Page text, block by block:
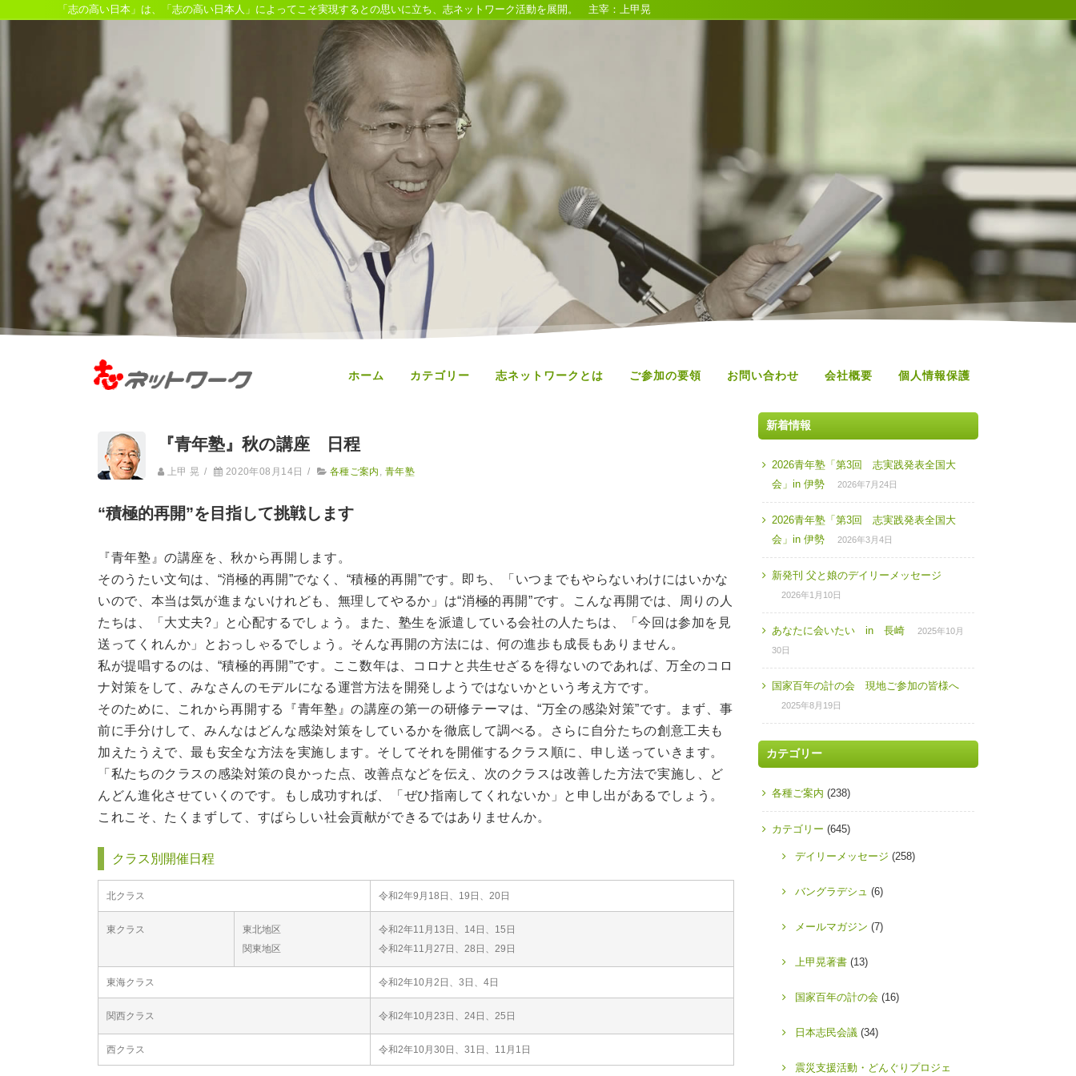
「志の高い日本」は、「志の高い日本人」によってこそ実現するとの思いに立ち、志ネットワーク活動を展開。 主宰：上甲晃
ホーム カテゴリー 志ネットワークとは ご参加の要領 お問い合わせ 会社概要 個人情報保護
『青年塾』秋の講座 日程
上甲 晃 / 2020年08月14日 / 各種ご案内 青年塾
“積極的再開”を目指して挑戦します
『青年塾』の講座を、秋から再開します。
そのうたい文句は、“消極的再開”でなく、“積極的再開”です。即ち、「いつまでもやらないわけにはいかな
いので、本当は気が進まないけれども、無理してやるか」は“消極的再開”です。こんな再開では、周りの人
たちは、「大丈夫?」と心配するでしょう。また、塾生を派遣している会社の人たちは、「今回は参加を見
送ってくれんか」とおっしゃるでしょう。そんな再開の方法には、何の進歩も成長もありません。
私が提唱するのは、“積極的再開”です。ここ数年は、コロナと共生せざるを得ないのであれば、万全のコロ
ナ対策をして、みなさんのモデルになる運営方法を開発しようではないかという考え方です。
そのために、これから再開する『青年塾』の講座の第一の研修テーマは、“万全の感染対策”です。まず、事
前に手分けして、みんなはどんな感染対策をしているかを徹底して調べる。さらに自分たちの創意工夫も
加えたうえで、最も安全な方法を実施します。そしてそれを開催するクラス順に、申し送っていきます。
「私たちのクラスの感染対策の良かった点、改善点などを伝え、次のクラスは改善した方法で実施し、ど
んどん進化させていくのです。もし成功すれば、「ぜひ指南してくれないか」と申し出があるでしょう。
これこそ、たくまずして、すばらしい社会貢献ができるではありませんか。
クラス別開催日程
北クラス 令和2年9月18日、19日、20日
東クラス
東北地区
関東地区
令和2年11月13日、14日、15日
令和2年11月27日、28日、29日
東海クラス 令和2年10月2日、3日、4日
関西クラス 令和2年10月23日、24日、25日
西クラス 令和2年10月30日、31日、11月1日
新着情報
2026青年塾「第3回 志実践発表全国大
会」in 伊勢
2026年7月24日
2026青年塾「第3回 志実践発表全国大
会」in 伊勢
2026年3月4日
新発刊 父と娘のデイリーメッセージ
2026年1月10日
あなたに会いたい in 長崎
2025年10月
30日
国家百年の計の会 現地ご参加の皆様へ
2025年8月19日
カテゴリー
各種ご案内 (238)
カテゴリー (645)
デイリーメッセージ (258)
バングラデシュ (6)
メールマガジン (7)
上甲晃著書 (13)
国家百年の計の会 (16)
日本志民会議 (34)
震災支援活動・どんぐりプロジェ